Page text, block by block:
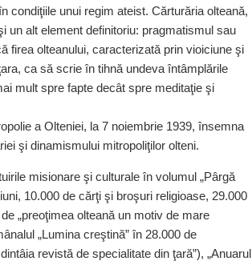
condiţiile unui regim ateist. Cărturăria olteană,
un alt element definitoriu: pragmatismul sau
firea olteanului, caracterizată prin vioiciune şi
ca să scrie în tihnă undeva întâmplările
mult spre fapte decât spre meditaţie şi
a Olteniei, la 7 noiembrie 1939, însemna
şi dinamismului mitropoliţilor olteni.
misionare şi culturale în volumul „Pârgă
10.000 de cărţi şi broşuri religioase, 29.000
„preoţimea olteană un motiv de mare
„Lumina creştină” în 28.000 de
revistă de specialitate din ţară”), „Anuarul